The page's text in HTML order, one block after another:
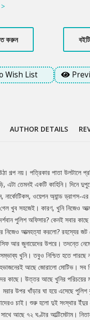
সাব ডিভিশন- ক্রাইম, নার্কোটিকস,
করেছে। কিন্তু কেন খুন হলেন সৎ,
কাছে ফেরেশতা বলে পরিচিত একটা
করলো? রহস্যের জট খোলার দায়িত্ব
জুনায়েদের উপরে। তদন্তে নেমেই
খুনি। তবুও নিশ্চিত হতে পারছে না
কেসটা যে তাদেরও চাই। শুরু
ডুবে যেতে হবে ‘একটি খুনের
করুন
Wish List
AUTHOR DETAILS
গল্প নয়। পত্রিকার পাতা উলটালে
এটা তেমনই একটি কাহিনি। দিনে
নার্কোটিকস, ওয়েপন অ্যান্ড ড্রাগস-এর
খুব সহজেই। কারণ, খুনি নিজেও
পুলিশ অফিসার? কেনই সবার কাছে
নিজেও আত্মহত্যা করলো? রহস্যের জট
আর জুনায়েদের উপরে। তদন্তে
খুনি। তবুও নিশ্চিত হতে পারছে
আছে জোরালো মোটিভ। সব
কাছে। উত্তর আছে খুনির পরিচয়ের
উপর খাঁড়ার ঘা হয়ে এসেছে
চাই। শুরু হলো দুই সংস্থার ইঁদুর
আছে ৭২ ঘণ্টার আল্টিমেটাম।